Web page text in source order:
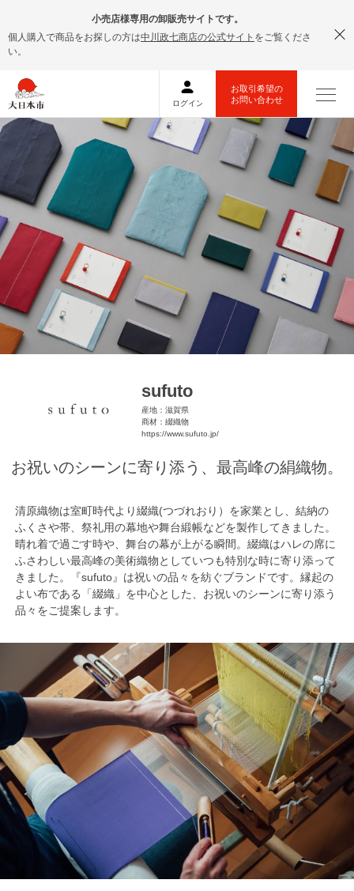
小売店様専用の卸販売サイトです。
個人購入で商品をお探しの方は中川政七商店の公式サイト をご覧くださ
い。
sufuto
産地：滋賀県
商材：綴織物
https://www.sufuto.jp/
お祝いのシーンに寄り添う、最高峰の絹織物。
清原織物は室町時代より綴織(つづれおり）を家業とし、結納の
ふくさや帯、祭礼用の幕地や舞台緞帳などを製作してきました。
晴れ着で過ごす時や、舞台の幕が上がる瞬間。綴織はハレの席に
ふさわしい最高峰の美術織物としていつも特別な時に寄り添って
きました。『sufuto』は祝いの品々を紡ぐブランドです。縁起の
よい布である「綴織」を中心とした、お祝いのシーンに寄り添う
品々をご提案します。